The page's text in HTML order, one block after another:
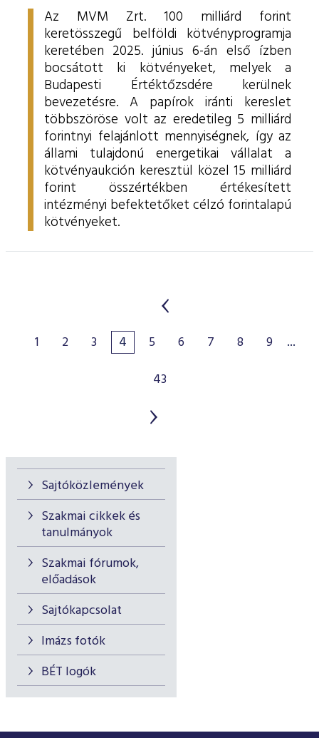
Sajtóközlemények
Szakmai cikkek és
tanulmányok
Szakmai fórumok,
előadások
Sajtókapcsolat
Imázs fotók
BÉT logók
Az MVM Zrt. 100 milliárd forint
keretösszegű belföldi kötvényprogramja
keretében 2025. június 6-án első ízben
bocsátott ki kötvényeket, melyek a
Budapesti Értéktőzsdére kerülnek
bevezetésre. A papírok iránti kereslet
többszöröse volt az eredetileg 5 milliárd
forintnyi felajánlott mennyiségnek, így az
állami tulajdonú energetikai vállalat a
kötvényaukción keresztül közel 15 milliárd
forint összértékben értékesített
intézményi befektetőket célzó forintalapú
kötvényeket.
1 2 3 4 5 6 7 8 9
...
43